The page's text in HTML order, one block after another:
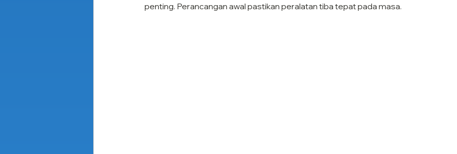
penting. Perancangan awal pastikan peralatan tiba tepat pada masa.